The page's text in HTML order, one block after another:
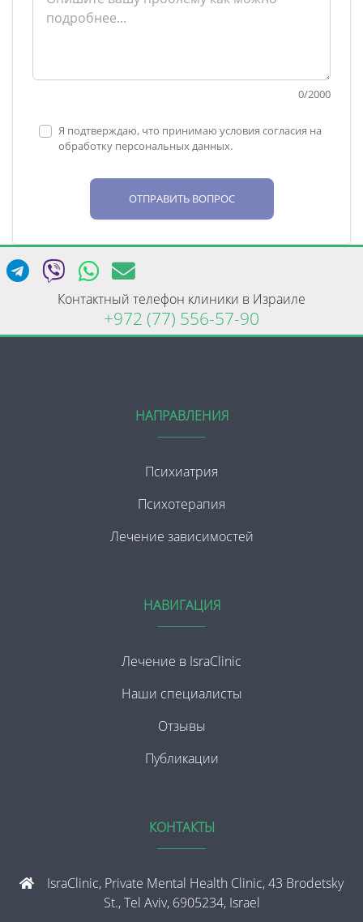
0/2000
Я подтверждаю, что принимаю условия согласия на
обработку персональных данных.
ОТПРАВИТЬ ВОПРОС
Контактный телефон клиники в Израиле
+972 (77) 556-57-90
НАПРАВЛЕНИЯ
Психиатрия
Психотерапия
Лечение зависимостей
НАВИГАЦИЯ
Лечение в IsraClinic
Наши специалисты
Отзывы
Публикации
КОНТАКТЫ
IsraClinic, Private Mental Health Clinic, 43 Brodetsky
St., Tel Aviv, 6905234, Israel